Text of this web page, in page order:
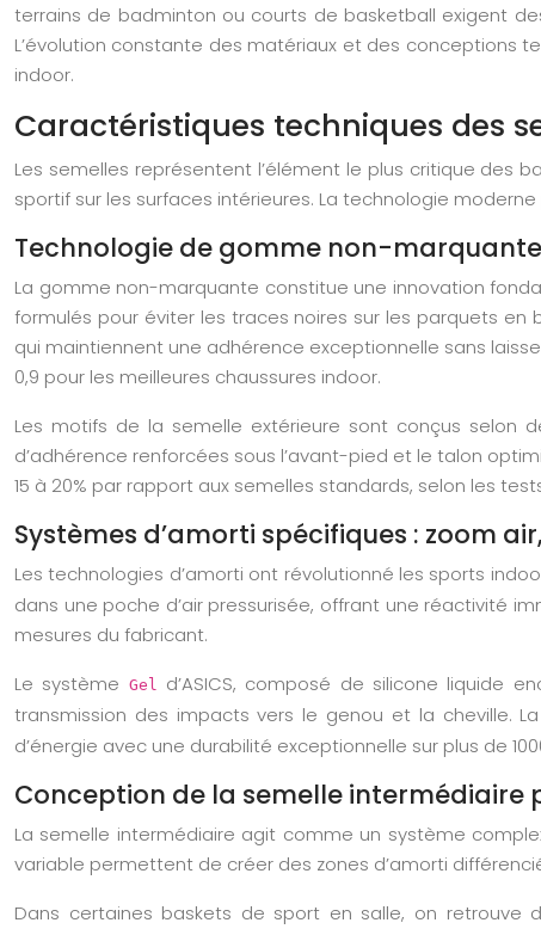
terrains de badminton ou courts de basketball exigent
L’évolution constante des matériaux et des conceptions
indoor.
Caractéristiques techniques des
Les semelles représentent l’élément le plus critique des
sportif sur les surfaces intérieures. La technologie
Technologie de gomme non-
La gomme non-marquante constitue une innovation
formulés pour éviter les traces noires sur les parquets
qui maintiennent une adhérence exceptionnelle sans
0,9 pour les meilleures chaussures indoor.
Les motifs de la semelle extérieure sont conçus selon
d’adhérence renforcées sous l’avant-pied et le talon
15 à 20% par rapport aux semelles standards, selon les
Systèmes d’amorti spécifiques : zoom
Les technologies d’amorti ont révolutionné les sports
dans une poche d’air pressurisée, offrant une réactivité
mesures du fabricant.
Le système Gel d’ASICS, composé de silicone liquide
transmission des impacts vers le genou et la cheville.
d’énergie avec une durabilité exceptionnelle sur plus de
Conception de la semelle intermédiaire
La semelle intermédiaire agit comme un système
variable permettent de créer des zones d’amorti
Dans certaines baskets de sport en salle, on retrouve